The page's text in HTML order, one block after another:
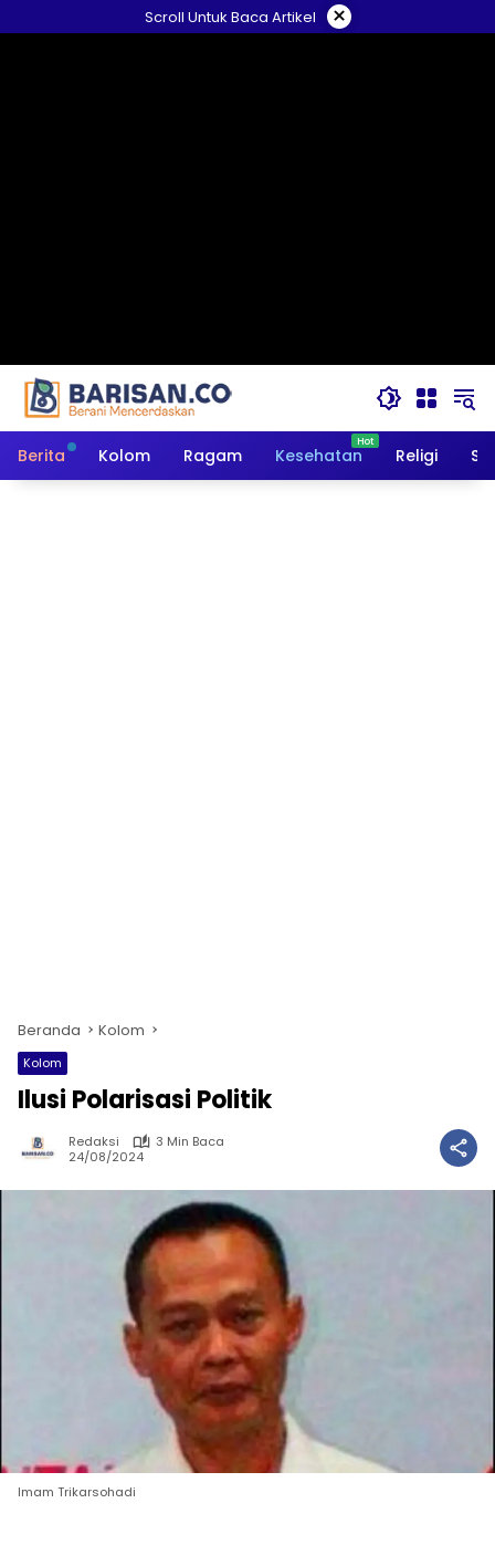
ke
Scroll Untuk Baca Artikel ×
Berita Kolom Ragam Kesehatan Religi
Beranda Kolom
Kolom
Ilusi Polarisasi Politik
Redaksi
3 Min Baca
24/08/2024
Imam Trikarsohadi